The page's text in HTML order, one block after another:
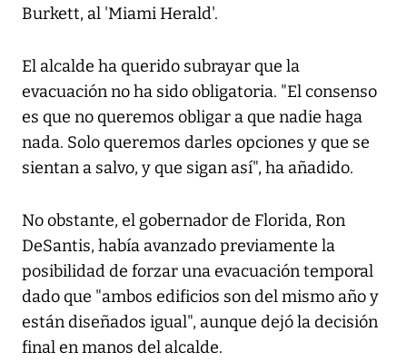
Burkett, al 'Miami Herald'.
El alcalde ha querido subrayar que la
evacuación no ha sido obligatoria. "El consenso
es que no queremos obligar a que nadie haga
nada. Solo queremos darles opciones y que se
sientan a salvo, y que sigan así", ha añadido.
No obstante, el gobernador de Florida, Ron
DeSantis, había avanzado previamente la
posibilidad de forzar una evacuación temporal
dado que "ambos edificios son del mismo año y
están diseñados igual", aunque dejó la decisión
final en manos del alcalde.